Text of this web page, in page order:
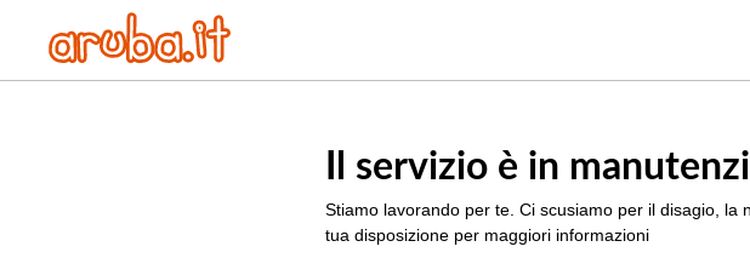
Il servizio è in
Stiamo lavorando per te. Ci scusiamo per il disagio, la
tua disposizione per maggiori informazioni